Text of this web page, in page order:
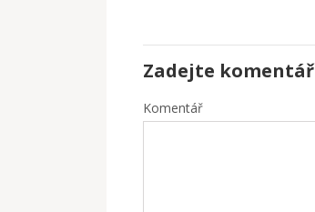
Zadejte komentář
Komentář